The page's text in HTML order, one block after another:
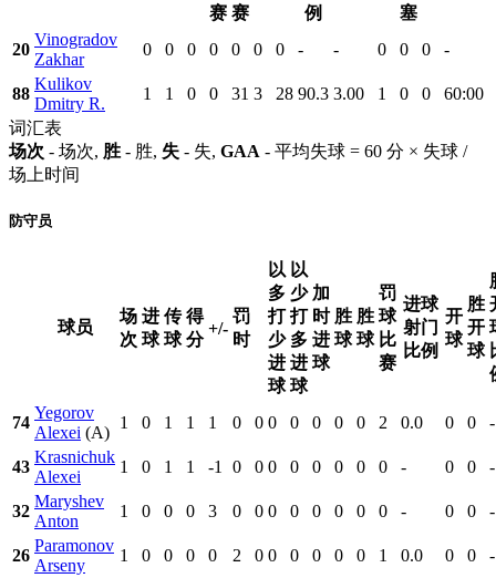
赛 赛
例
塞
20
Vinogradov
Zakhar
0 0 0 0 0 0 0 - - 0 0 0 -
88
Kulikov
Dmitry R.
1 1 0 0 31 3 28 90.3 3.00 1 0 0
60:00
词汇表
场次 - 场次, 胜 - 胜, 失 - 失, GAA - 平均失球 = 60 分 × 失球 /
场上时间
防守员
球员
场
次
进
球
传
球
得
分
+/-
罚
时
以
多
打
少
进
球
以
少
打
多
进
球
加
时
进
球
胜
球
胜
球
罚
球
比
赛
进球
射门
比例
开
球
胜
开
球
74
Yegorov
Alexei (A)
1 0 1 1 1 0 0 0 0 0 0 0 2 0.0 0 0 -
43
Krasnichuk
Alexei
1 0 1 1 -1 0 0 0 0 0 0 0 0 - 0 0 -
32
Maryshev
Anton
1 0 0 0 3 0 0 0 0 0 0 0 0 - 0 0 -
26
Paramonov
Arseny
1 0 0 0 0 2 0 0 0 0 0 0 1 0.0 0 0 -